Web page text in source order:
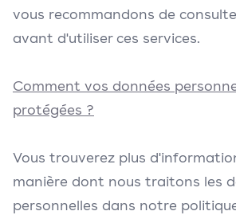
vous recommandons de
avant d'utiliser ces services.
Comment vos données
protégées ?
Vous trouverez plus
manière dont nous traitons les
personnelles dans notre